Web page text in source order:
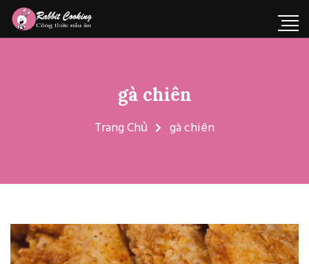
gà chiên
Trang Chủ gà chiên